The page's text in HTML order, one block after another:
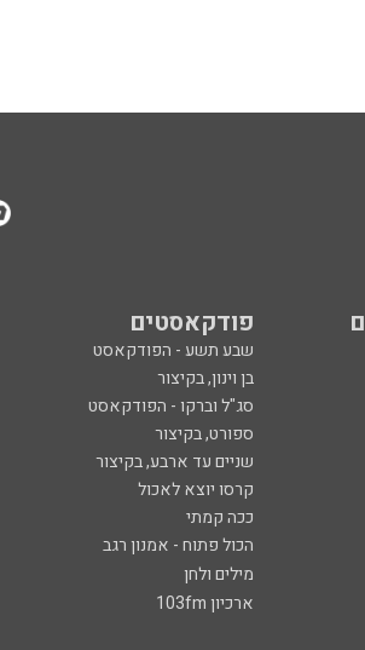
פודקאסטים
שבע תשע - הפודקאסט
בן וינון, בקיצור
סג"ל וברקו - הפודקאסט
ספורט, בקיצור
שניים עד ארבע, בקיצור
קרסו יוצא לאכול
ככה קמתי
הכול פתוח - אמנון רגב
מילים ולחן
ארכיון 103fm